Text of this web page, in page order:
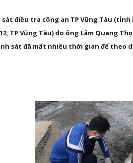
sát điều tra công an TP Vũng Tàu
TP Vũng Tàu) do ông Lâm Quang
sát đã mất nhiều thời gian để theo